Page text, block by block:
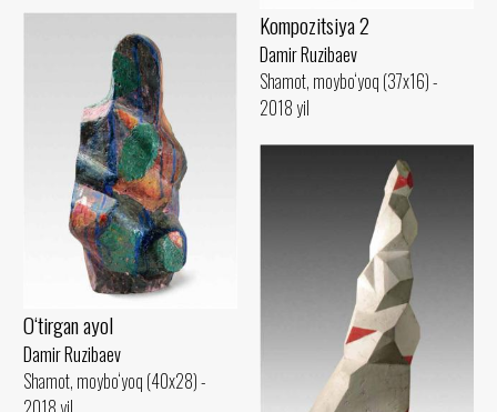
Kompozitsiya 2
Damir Ruzibaev
Shamot, moybo‘yoq (37x16) -
2018 yil
O‘tirgan ayol
Damir Ruzibaev
Shamot, moybo‘yoq (40x28) -